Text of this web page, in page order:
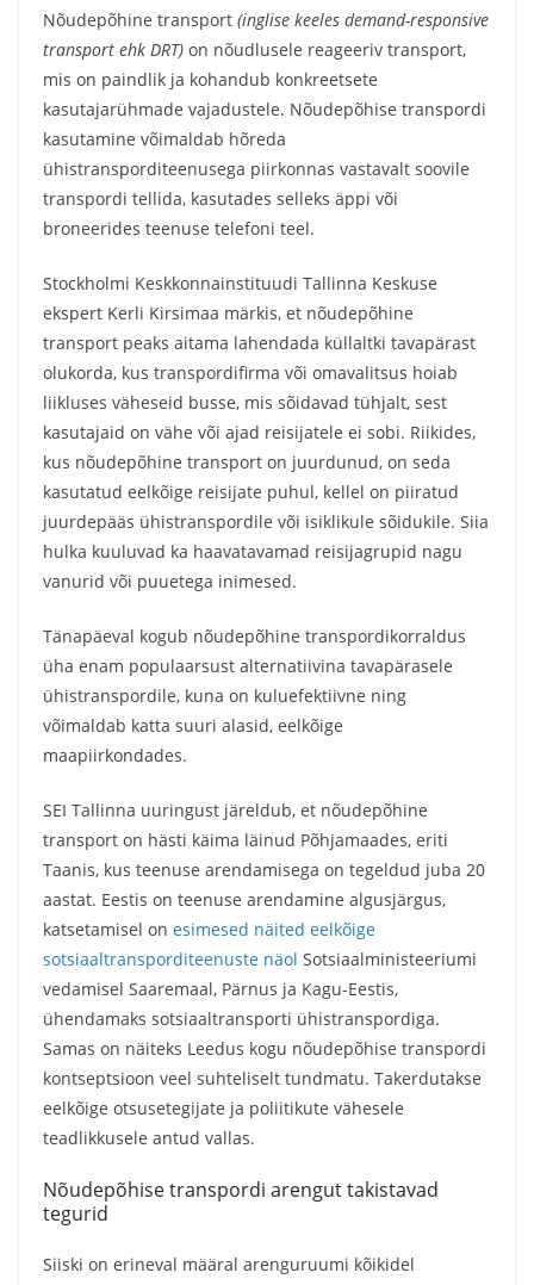
Nõudepõhine transport (inglise keeles demand-responsive
transport ehk DRT) on nõudlusele reageeriv transport,
mis on paindlik ja kohandub konkreetsete
kasutajarühmade vajadustele. Nõudepõhise transpordi
kasutamine võimaldab hõreda
ühistransporditeenusega piirkonnas vastavalt soovile
transpordi tellida, kasutades selleks äppi või
broneerides teenuse telefoni teel.
Stockholmi Keskkonnainstituudi Tallinna Keskuse
ekspert Kerli Kirsimaa märkis, et nõudepõhine
transport peaks aitama lahendada küllaltki tavapärast
olukorda, kus transpordifirma või omavalitsus hoiab
liikluses väheseid busse, mis sõidavad tühjalt, sest
kasutajaid on vähe või ajad reisijatele ei sobi. Riikides,
kus nõudepõhine transport on juurdunud, on seda
kasutatud eelkõige reisijate puhul, kellel on piiratud
juurdepääs ühistranspordile või isiklikule sõidukile. Siia
hulka kuuluvad ka haavatavamad reisijagrupid nagu
vanurid või puuetega inimesed.
Tänapäeval kogub nõudepõhine transpordikorraldus
üha enam populaarsust alternatiivina tavapärasele
ühistranspordile, kuna on kuluefektiivne ning
võimaldab katta suuri alasid, eelkõige
maapiirkondades.
SEI Tallinna uuringust järeldub, et nõudepõhine
transport on hästi käima läinud Põhjamaades, eriti
Taanis, kus teenuse arendamisega on tegeldud juba 20
aastat. Eestis on teenuse arendamine algusjärgus,
katsetamisel on esimesed näited eelkõige
sotsiaaltransporditeenuste näol Sotsiaalministeeriumi
vedamisel Saaremaal, Pärnus ja Kagu-Eestis,
ühendamaks sotsiaaltransporti ühistranspordiga.
Samas on näiteks Leedus kogu nõudepõhise transpordi
kontseptsioon veel suhteliselt tundmatu. Takerdutakse
eelkõige otsusetegijate ja poliitikute vähesele
teadlikkusele antud vallas.
Nõudepõhise transpordi arengut takistavad
tegurid
Siiski on erineval määral arenguruumi kõikidel